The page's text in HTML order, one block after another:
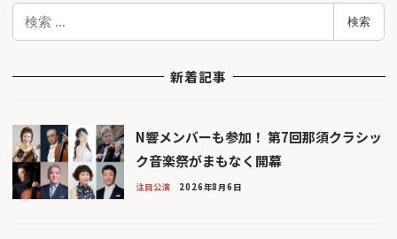
検索
新着記事
N響メンバーも参加！ 第7回那須クラシッ
ク音楽祭がまもなく開幕
注目公演 2026年8月6日